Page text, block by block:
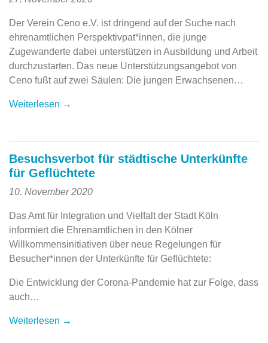
Der Verein Ceno e.V. ist dringend auf der Suche nach
ehrenamtlichen Perspektivpat*innen, die junge
Zugewanderte dabei unterstützen in Ausbildung und Arbeit
durchzustarten. Das neue Unterstützungsangebot von
Ceno fußt auf zwei Säulen: Die jungen Erwachsenen…
Weiterlesen →
Besuchsverbot für städtische Unterkünfte
für Geflüchtete
10. November 2020
Das Amt für Integration und Vielfalt der Stadt Köln
informiert die Ehrenamtlichen in den Kölner
Willkommensinitiativen über neue Regelungen für
Besucher*innen der Unterkünfte für Geflüchtete:
Die Entwicklung der Corona-Pandemie hat zur Folge, dass
auch…
Weiterlesen →